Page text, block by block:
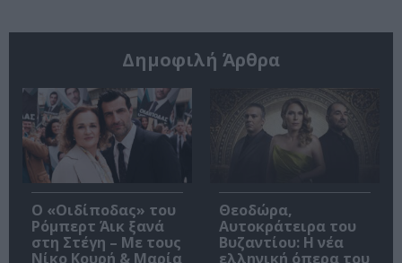
Δημοφιλή Άρθρα
O «Οιδίποδας» του
Ρόμπερτ Άικ ξανά
στη Στέγη – Με τους
Νίκο Κουρή & Μαρία
Θεοδώρα,
Αυτοκράτειρα του
Βυζαντίου: Η νέα
ελληνική όπερα του